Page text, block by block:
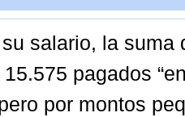
salario, la
pagados
por montos